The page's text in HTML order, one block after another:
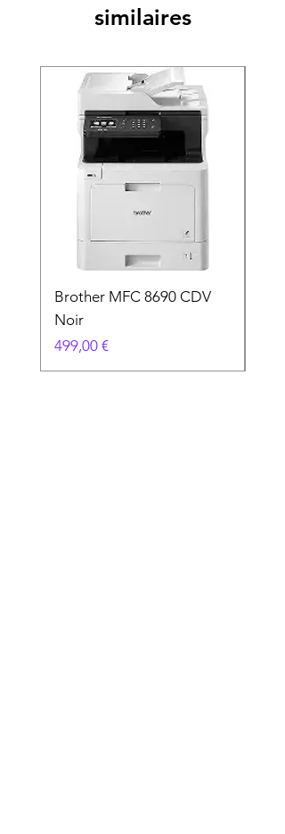
similaires
Brother MFC 8690 CDV
Noir
Prix
499,00 €